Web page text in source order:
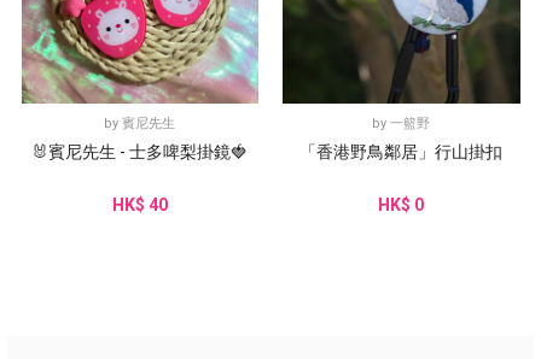
by賓尼先生
🐰賓尼先生 - 士多啤梨掛鏡🍓
HK$ 40
by一籃野
「香港野鳥鄰居」行山掛扣
HK$ 0